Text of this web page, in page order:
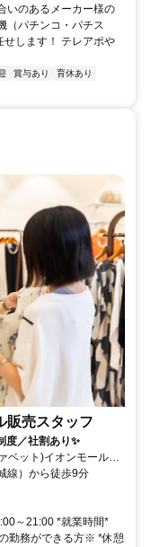
いのあるメーカー様の
（パチンコ・パチス
せします！ テレアポや
賞与あり
育休あり
販売スタッフ
度／社割あり✨
ベット)イオンモールナ
線）から徒歩9分
～21:00 *就業時間*
勤務ができる方※ *休憩